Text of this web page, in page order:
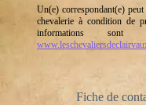
Un(e) correspondant(e)
chevalerie à condition de
informations
Fiche de